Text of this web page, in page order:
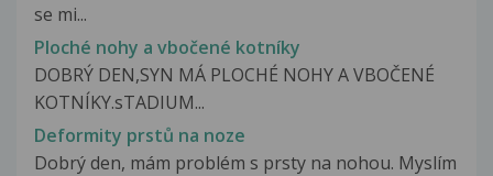
se mi...
Ploché nohy a vbočené kotníky
DOBRÝ DEN,SYN MÁ PLOCHÉ NOHY A VBOČENÉ
KOTNÍKY.sTADIUM...
Deformity prstů na noze
Dobrý den, mám problém s prsty na nohou. Myslím